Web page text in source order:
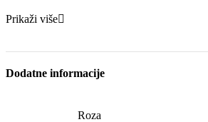
Prikaži više
Dodatne informacije
Roza